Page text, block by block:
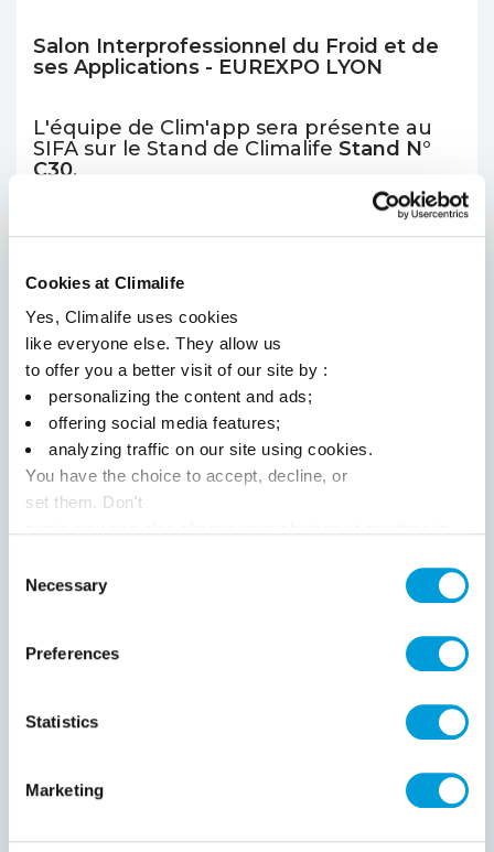
Cookies at Climalife
Yes, Climalife uses cookies
like everyone else. They allow us
to offer you a better visit of our site by :
personalizing the content and ads;
offering social media features;
analyzing traffic on our site using cookies.
You have the choice to accept, decline, or
set them. Don't
Selection
Necessary
Preferences
Statistics
Marketing
Salon Interprofessionnel du Froid et de
ses Applications - EUREXPO LYON
L'équipe de Clim'app sera présente au
SIFA sur le Stand de Climalife Stand N°
C30.
Venez découvrir et tester sur place
L'équipe sera présente afin de vous faire
une démonstration de l'application et
répondre à vos questions.
Alors à vos agendas: 8, 9 et 10 novembre
à l'EUREXPO de Lyon, Stand C30 !
A très vite !
www.expo-sifa.com
FICHE D'INTERVENTION